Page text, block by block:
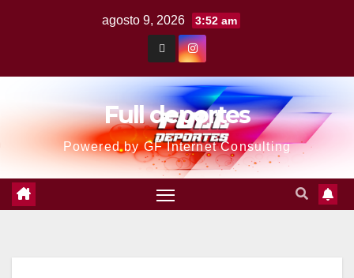
agosto 9, 2026 3:52 am
Full deportes
Powered by GF Internet Consulting